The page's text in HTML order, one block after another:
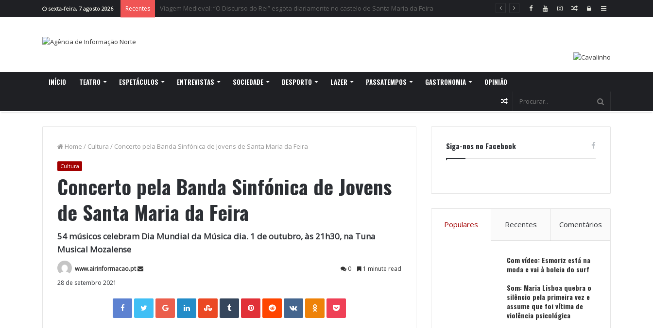
sexta-feira, 7 agosto 2026 Recentes Cruzeiro da Ria regressa a Ovar com experiências náuticas e observação de aves Sidebar
Log
Random
INÍCIO TEATRO ESPETÁCULOS ENTREVISTAS SOCIEDADE DESPORTO LAZER PASSATEMPOS GASTRONOMIA OPINIÃO
Random
Home / Cultura / Concerto pela Banda Sinfónica de Jovens de Santa Maria da Feira
Cultura
Concerto pela Banda Sinfónica de Jovens
de Santa Maria da Feira
54 músicos celebram Dia Mundial da Música dia. 1 de outubro, às 21h30, na Tuna
Musical Mozalense
www.airinformacao.pt 0
1 minute read
28 de setembro 2021
Facebook Twitter Google+ LinkedIn StumbleUpon Tumblr VKontakte
Siga-nos no Facebook
Populares Recentes Comentários
Com vídeo: Esmoriz está na
moda e vai à boleia do surf
Som: Maria Lisboa quebra o
silêncio pela primeira vez e
assume que foi vítima de
violência psicológica